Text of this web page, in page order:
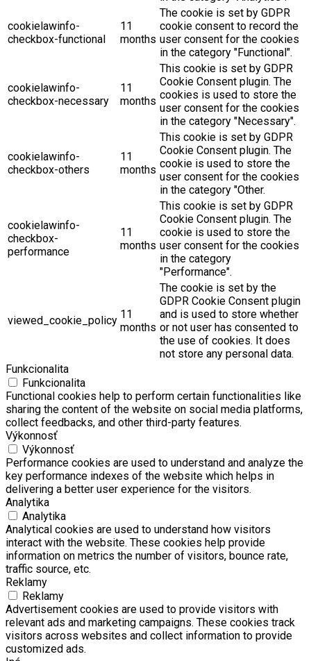
cookielawinfo-
checkbox-functional
11
months
The cookie is set by GDPR
cookie consent to record the
user consent for the cookies
in the category "Functional".
cookielawinfo-
checkbox-necessary
11
months
This cookie is set by GDPR
Cookie Consent plugin. The
cookies is used to store the
user consent for the cookies
in the category "Necessary".
cookielawinfo-
checkbox-others
11
months
This cookie is set by GDPR
Cookie Consent plugin. The
cookie is used to store the
user consent for the cookies
in the category "Other.
cookielawinfo-
checkbox-
performance
11
months
This cookie is set by GDPR
Cookie Consent plugin. The
cookie is used to store the
user consent for the cookies
in the category
"Performance".
viewed_cookie_policy 11
months
The cookie is set by the
GDPR Cookie Consent plugin
and is used to store whether
or not user has consented to
the use of cookies. It does
not store any personal data.
Funkcionalita
Funkcionalita
Functional cookies help to perform certain functionalities like
sharing the content of the website on social media platforms,
collect feedbacks, and other third-party features.
Výkonnosť
Výkonnosť
Performance cookies are used to understand and analyze the
key performance indexes of the website which helps in
delivering a better user experience for the visitors.
Analytika
Analytika
Analytical cookies are used to understand how visitors
interact with the website. These cookies help provide
information on metrics the number of visitors, bounce rate,
traffic source, etc.
Reklamy
Reklamy
Advertisement cookies are used to provide visitors with
relevant ads and marketing campaigns. These cookies track
visitors across websites and collect information to provide
customized ads.